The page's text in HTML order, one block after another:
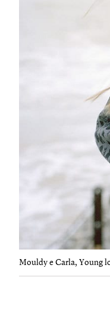
Mouldy e Carla, Young